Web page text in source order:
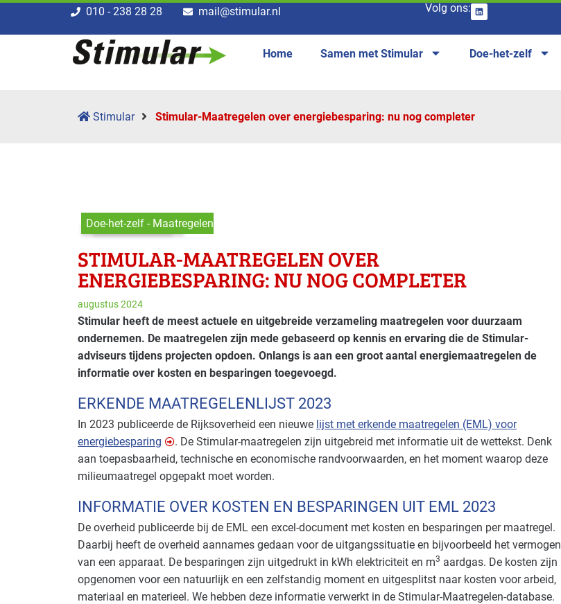
010 - 238 28 28 mail@stimular.nl Volg ons:
Home Samen met Stimular Doe-het-zelf
Stimular Stimular-Maatregelen over energiebesparing: nu nog completer
Doe-het-zelf - Maatregelen
STIMULAR-MAATREGELEN OVER
ENERGIEBESPARING: NU NOG COMPLETER
augustus 2024
Stimular heeft de meest actuele en uitgebreide verzameling maatregelen voor duurzaam
ondernemen. De maatregelen zijn mede gebaseerd op kennis en ervaring die de Stimular-
adviseurs tijdens projecten opdoen. Onlangs is aan een groot aantal energiemaatregelen de
informatie over kosten en besparingen toegevoegd.
ERKENDE MAATREGELENLIJST 2023
In 2023 publiceerde de Rijksoverheid een nieuwe lijst met erkende maatregelen (EML) voor
energiebesparing
. De Stimular-maatregelen zijn uitgebreid met informatie uit de wettekst. Denk
aan toepasbaarheid, technische en economische randvoorwaarden, en het moment waarop deze
milieumaatregel opgepakt moet worden.
INFORMATIE OVER KOSTEN EN BESPARINGEN UIT EML 2023
De overheid publiceerde bij de EML een excel-document met kosten en besparingen per maatregel.
Daarbij heeft de overheid aannames gedaan voor de uitgangssituatie en bijvoorbeeld het vermogen
van een apparaat. De besparingen zijn uitgedrukt in kWh elektriciteit en m3 aardgas. De kosten zijn
opgenomen voor een natuurlijk en een zelfstandig moment en uitgesplitst naar kosten voor arbeid,
materiaal en materieel. We hebben deze informatie verwerkt in de Stimular-Maatregelen-database.